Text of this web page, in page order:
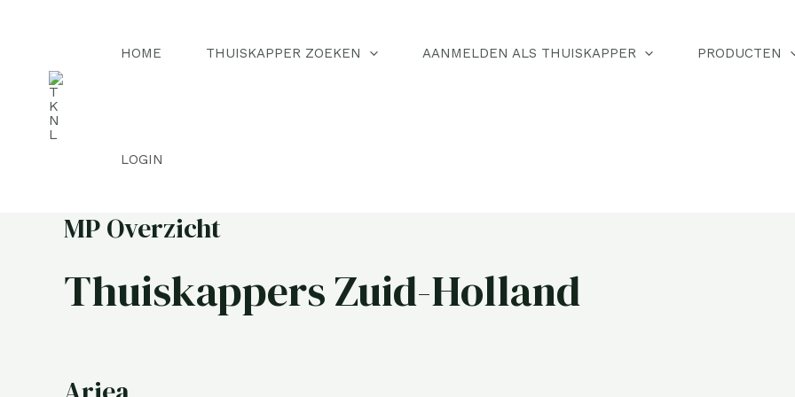
HOME THUISKAPPER ZOEKEN AANMELDEN ALS THUISKAPPER PRODUCTEN
LOGIN
MP Overzicht
Thuiskappers Zuid-Holland